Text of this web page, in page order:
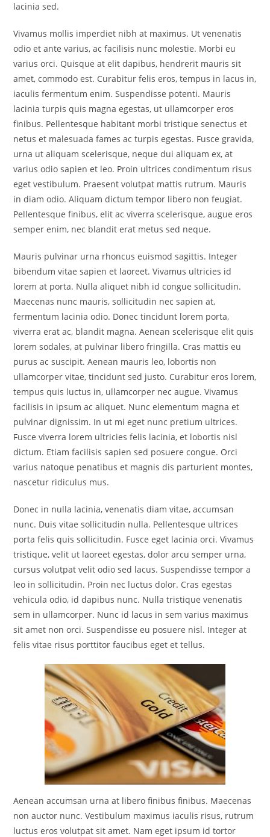
lacinia sed.
Vivamus mollis imperdiet nibh at maximus. Ut venenatis
odio et ante varius, ac facilisis nunc molestie. Morbi eu
varius orci. Quisque at elit dapibus, hendrerit mauris sit
amet, commodo est. Curabitur felis eros, tempus in lacus in,
iaculis fermentum enim. Suspendisse potenti. Mauris
lacinia turpis quis magna egestas, ut ullamcorper eros
finibus. Pellentesque habitant morbi tristique senectus et
netus et malesuada fames ac turpis egestas. Fusce gravida,
urna ut aliquam scelerisque, neque dui aliquam ex, at
varius odio sapien et leo. Proin ultrices condimentum risus
eget vestibulum. Praesent volutpat mattis rutrum. Mauris
in diam odio. Aliquam dictum tempor libero non feugiat.
Pellentesque finibus, elit ac viverra scelerisque, augue eros
semper enim, nec blandit erat metus sed neque.
Mauris pulvinar urna rhoncus euismod sagittis. Integer
bibendum vitae sapien et laoreet. Vivamus ultricies id
lorem at porta. Nulla aliquet nibh id congue sollicitudin.
Maecenas nunc mauris, sollicitudin nec sapien at,
fermentum lacinia odio. Donec tincidunt lorem porta,
viverra erat ac, blandit magna. Aenean scelerisque elit quis
lorem sodales, at pulvinar libero fringilla. Cras mattis eu
purus ac suscipit. Aenean mauris leo, lobortis non
ullamcorper vitae, tincidunt sed justo. Curabitur eros lorem,
tempus quis luctus in, ullamcorper nec augue. Vivamus
facilisis in ipsum ac aliquet. Nunc elementum magna et
pulvinar dignissim. In ut mi eget nunc pretium ultrices.
Fusce viverra lorem ultricies felis lacinia, et lobortis nisl
dictum. Etiam facilisis sapien sed posuere congue. Orci
varius natoque penatibus et magnis dis parturient montes,
nascetur ridiculus mus.
Donec in nulla lacinia, venenatis diam vitae, accumsan
nunc. Duis vitae sollicitudin nulla. Pellentesque ultrices
porta felis quis sollicitudin. Fusce eget lacinia orci. Vivamus
tristique, velit ut laoreet egestas, dolor arcu semper urna,
cursus volutpat velit odio sed lacus. Suspendisse tempor a
leo in sollicitudin. Proin nec luctus dolor. Cras egestas
vehicula odio, id dapibus nunc. Nulla tristique venenatis
sem in ullamcorper. Nunc id lacus in sem varius maximus
sit amet non orci. Suspendisse eu posuere nisl. Integer at
felis vitae risus porttitor faucibus eget et tellus.
Aenean accumsan urna at libero finibus finibus. Maecenas
non auctor nunc. Vestibulum maximus iaculis risus, rutrum
luctus eros volutpat sit amet. Nam eget ipsum id tortor